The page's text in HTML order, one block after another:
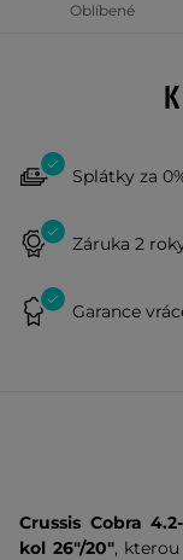
Oblíbené
Splátky za
Záruka 2
Garance
Crussis Cobra 4.2-
kol 26"/20",